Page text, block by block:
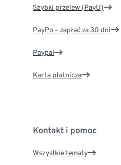
Szybki przelew (PayU)
PayPo – zapłać za 30 dni
Paypal
Karta płatnicza
Kontakt i pomoc
Wszystkie tematy